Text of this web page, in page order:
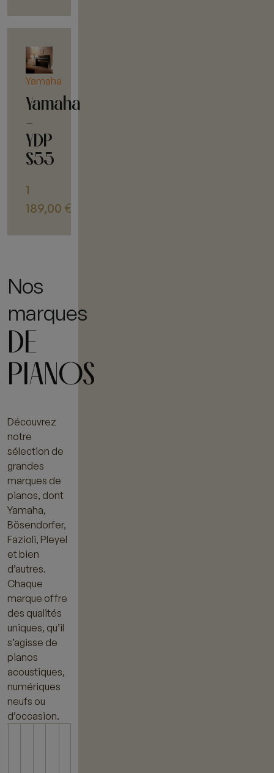
Yamaha
Yamaha
-
YDP
S55
1
189,00 €
Nos
marques
DE
PIANOS
Découvrez
notre
sélection de
grandes
marques de
pianos, dont
Yamaha,
Bösendorfer,
Fazioli, Pleyel
et bien
d’autres.
Chaque
marque offre
des qualités
uniques, qu’il
s’agisse de
pianos
acoustiques,
numériques
neufs ou
d’occasion.